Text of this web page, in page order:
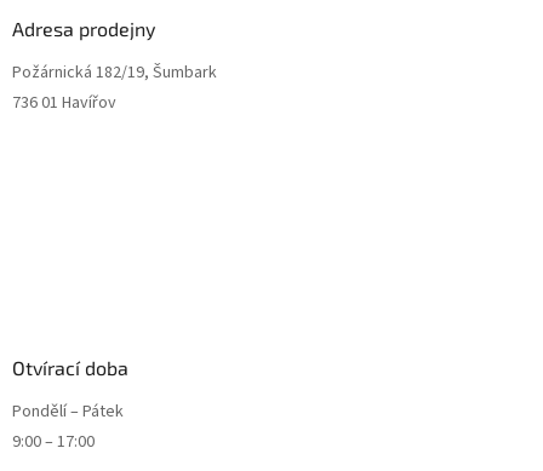
Adresa prodejny
Požárnická 182/19, Šumbark
736 01 Havířov
Otvírací doba
Pondělí – Pátek
9:00 – 17:00